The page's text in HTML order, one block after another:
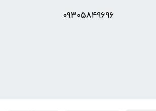
۰۹۳۰۵8۴9696